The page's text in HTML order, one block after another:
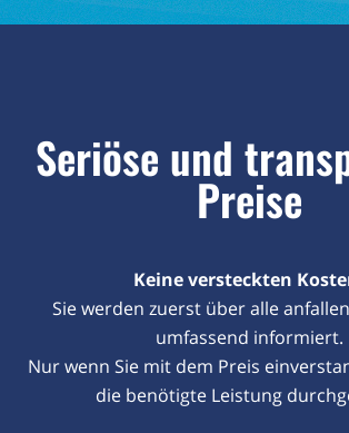
Seriöse und
Preise
Keine versteckten
Sie werden zuerst über alle
umfassend informiert.
Nur wenn Sie mit dem Preis
die benötigte Leistung